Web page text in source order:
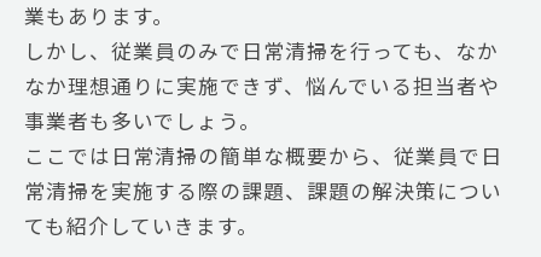
業もあります。
しかし、従業員のみで日常清掃を行っても、なか
なか理想通りに実施できず、悩んでいる担当者や
事業者も多いでしょう。
ここでは日常清掃の簡単な概要から、従業員で日
常清掃を実施する際の課題、課題の解決策につい
ても紹介していきます。